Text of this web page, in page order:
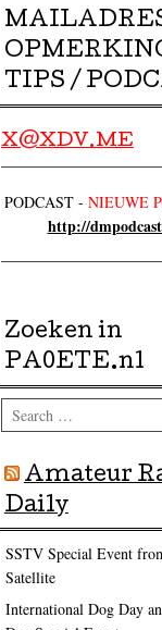
TIPS /
X@XDV.ME
PODCAST - NIEUWE
http://
Zoeken in
PA0ETE.nl
Search
Amateur
Daily
SSTV Special Event
Satellite
International Dog Day